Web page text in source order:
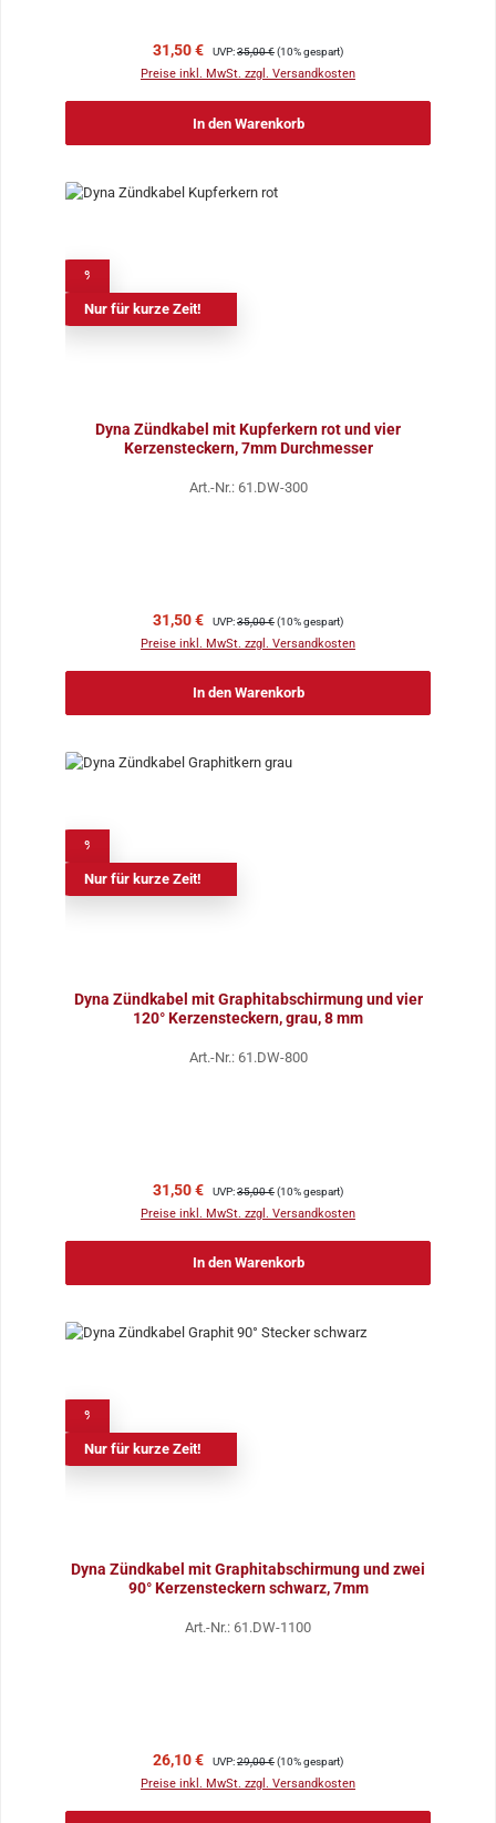
Verkaufspreis:
31,50 € Regulärer Preis:
UVP:35,00 €(10% gespart)
Preise inkl. MwSt. zzgl. Versandkosten
In den Warenkorb
Nur für kurze Zeit!
Dyna Zündkabel mit Kupferkern rot und vier
Kerzensteckern, 7mm Durchmesser
Art.-Nr.: 61.DW-300
Verkaufspreis:
31,50 € Regulärer Preis:
UVP:35,00 €(10% gespart)
Preise inkl. MwSt. zzgl. Versandkosten
In den Warenkorb
Nur für kurze Zeit!
Dyna Zündkabel mit Graphitabschirmung und vier
120° Kerzensteckern, grau, 8 mm
Art.-Nr.: 61.DW-800
Verkaufspreis:
31,50 € Regulärer Preis:
UVP:35,00 €(10% gespart)
Preise inkl. MwSt. zzgl. Versandkosten
In den Warenkorb
Nur für kurze Zeit!
Dyna Zündkabel mit Graphitabschirmung und zwei
90° Kerzensteckern schwarz, 7mm
Art.-Nr.: 61.DW-1100
Verkaufspreis:
26,10 € Regulärer Preis:
UVP:29,00 €(10% gespart)
Preise inkl. MwSt. zzgl. Versandkosten